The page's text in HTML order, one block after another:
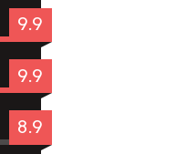
9.9
9.9
8.9